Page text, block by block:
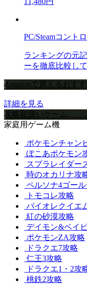
PC/Steamコント
ランキングの元
ーを徹底比較し
Amazonで買えるおす
詳細を見る
攻略取扱いゲーム
家庭用ゲーム機
ポケモンチャン
ぽこあポケモン
スプラレイダー
時のオカリナ攻
ペルソナ4ゴー
トモコレ攻略
バイオレクイエ
紅の砂漠攻略
デイモン&ベイ
ポケモンZA攻略
ドラクエ7攻略
仁王3攻略
ドラクエ1・2攻
桃鉄2攻略